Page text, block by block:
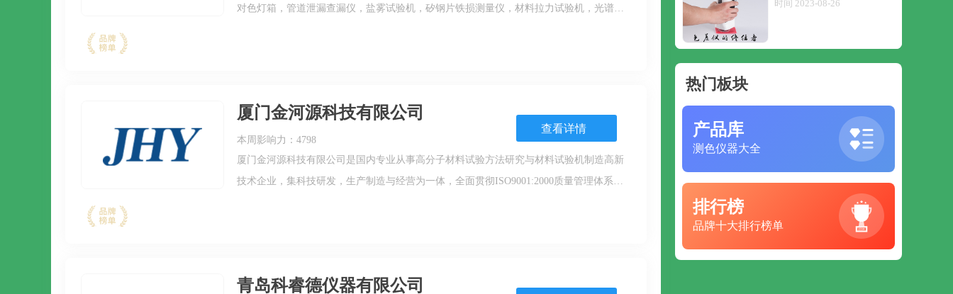
对色灯箱，管道泄漏查漏仪，盐雾试验机，矽钢片铁损测量仪，材料拉力试验机，光谱
查看详情
厦门金河源科技有限公司
本周影响力：4798
厦门金河源科技有限公司是国内专业从事高分子材料试验方法研究与材料试验机制造高新
技术企业，集科技研发，生产制造与经营为一体，全面贯彻ISO9001:2000质量管理体系，
青岛科睿德仪器有限公司
时间 2023-08-26
热门板块
产品库
测色仪器大全
排行榜
品牌十大排行榜单